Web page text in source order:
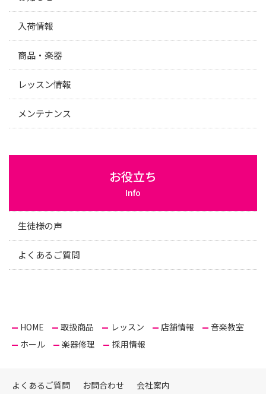
入荷情報
商品・楽器
レッスン情報
メンテナンス
お役立ち
Info
生徒様の声
よくあるご質問
HOME 取扱商品 レッスン 店舗情報
音楽教室
ホール
楽器修理 採用情報
よくあるご質問 お問合わせ 会社案内